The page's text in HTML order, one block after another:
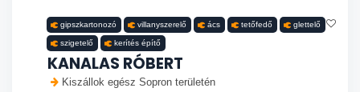
gipszkartonozó villanyszerelő ács tetőfedő glettelő
szigetelő kerítés építő
KANALAS RÓBERT
Kiszállok egész Sopron területén